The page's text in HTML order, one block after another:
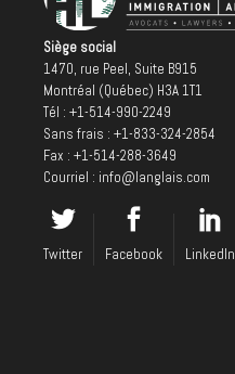
Siège social
1470, rue Peel, Suite B915
Montréal (Québec) H3A 1T1
Tél : +1-514-990-2249
Sans frais : +1-833-324-2854
Fax : +1-514-288-3649
Courriel : info@langlais.com
Twitter Facebook LinkedIn